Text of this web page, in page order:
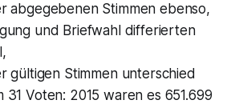
abgegebenen Stimmen ebenso,
und Briefwahl differierten
gültigen Stimmen unterschied
31 Voten: 2015 waren es 651.699